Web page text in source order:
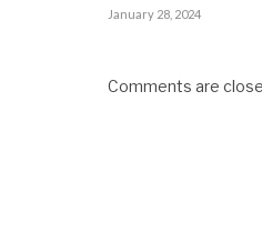
January 28, 2024
Comments are